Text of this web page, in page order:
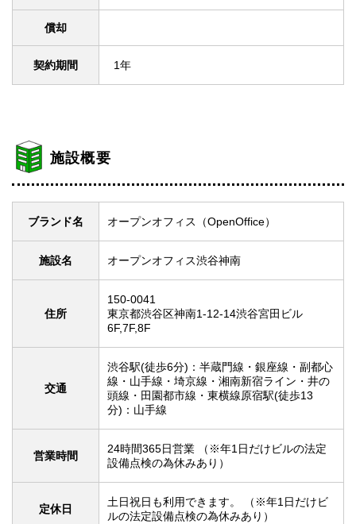
償却
契約期間 1年
施設概要
ブランド名 オープンオフィス（OpenOffice）
施設名 オープンオフィス渋谷神南
住所
150-0041
東京都渋谷区神南1-12-14渋谷宮田ビル
6F,7F,8F
交通
渋谷駅(徒歩6分)：半蔵門線・銀座線・副都心
線・山手線・埼京線・湘南新宿ライン・井の
頭線・田園都市線・東横線原宿駅(徒歩13
分)：山手線
営業時間
24時間365日営業 （※年1日だけビルの法定
設備点検の為休みあり）
定休日
土日祝日も利用できます。 （※年1日だけビ
ルの法定設備点検の為休みあり）